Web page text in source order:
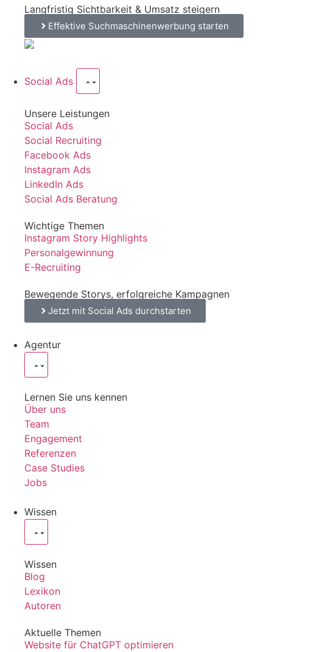
Langfristig Sichtbarkeit & Umsatz steigern
Effektive Suchmaschinenwerbung starten
Social Ads
Unsere Leistungen
Social Ads
Social Recruiting
Facebook Ads
Instagram Ads
LinkedIn Ads
Social Ads Beratung
Wichtige Themen
Instagram Story Highlights
Personalgewinnung
E-Recruiting
Bewegende Storys, erfolgreiche Kampagnen
Jetzt mit Social Ads durchstarten
Agentur
Lernen Sie uns kennen
Über uns
Team
Engagement
Referenzen
Case Studies
Jobs
Wissen
Wissen
Blog
Lexikon
Autoren
Aktuelle Themen
Website für ChatGPT optimieren